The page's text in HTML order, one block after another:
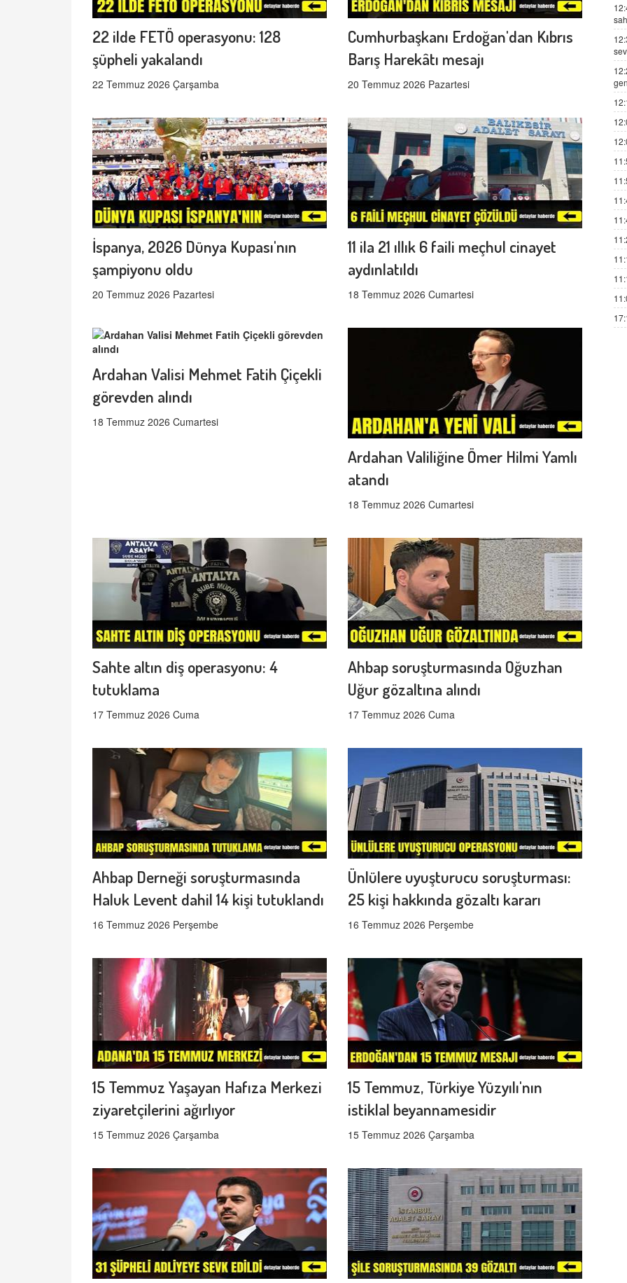
22 ilde FETÖ operasyonu: 128
şüpheli yakalandı
22 Temmuz 2026 Çarşamba
Cumhurbaşkanı Erdoğan'dan Kıbrıs
Barış Harekâtı mesajı
20 Temmuz 2026 Pazartesi
İspanya, 2026 Dünya Kupası'nın
şampiyonu oldu
20 Temmuz 2026 Pazartesi
11 ila 21 ıllık 6 faili meçhul cinayet
aydınlatıldı
18 Temmuz 2026 Cumartesi
Ardahan Valisi Mehmet Fatih Çiçekli
görevden alındı
18 Temmuz 2026 Cumartesi
Ardahan Valiliğine Ömer Hilmi Yamlı
atandı
18 Temmuz 2026 Cumartesi
Sahte altın diş operasyonu: 4
tutuklama
17 Temmuz 2026 Cuma
Ahbap soruşturmasında Oğuzhan
Uğur gözaltına alındı
17 Temmuz 2026 Cuma
Ahbap Derneği soruşturmasında
Haluk Levent dahil 14 kişi tutuklandı
16 Temmuz 2026 Perşembe
Ünlülere uyuşturucu soruşturması:
25 kişi hakkında gözaltı kararı
16 Temmuz 2026 Perşembe
15 Temmuz Yaşayan Hafıza Merkezi
ziyaretçilerini ağırlıyor
15 Temmuz 2026 Çarşamba
15 Temmuz, Türkiye Yüzyılı'nın
istiklal beyannamesidir
15 Temmuz 2026 Çarşamba